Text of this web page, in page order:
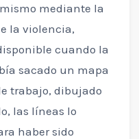
mediante la
la violencia,
cuando la
sacado un mapa
trabajo, dibujado
las líneas lo
haber sido